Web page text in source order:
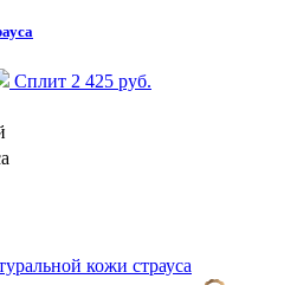
Сплит 2 425 руб.